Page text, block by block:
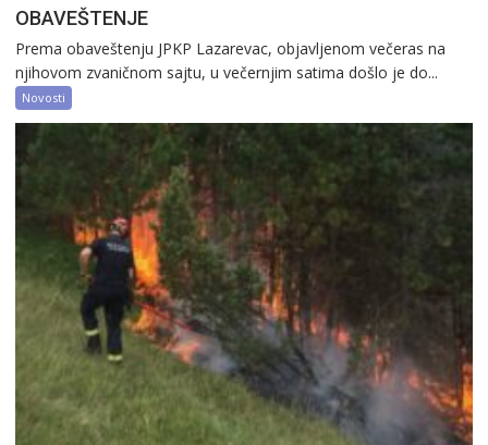
OBAVEŠTENJE
Prema obaveštenju JPKP Lazarevac, objavljenom večeras na
njihovom zvaničnom sajtu, u večernjim satima došlo je do...
Novosti